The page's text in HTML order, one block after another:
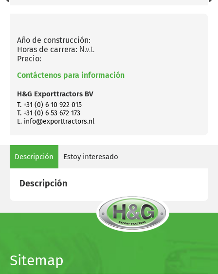
Año de construcción:
Horas de carrera: N.v.t.
Precio:
Contáctenos para información
H&G Exporttractors BV
T. +31 (0) 6 10 922 015
T. +31 (0) 6 53 672 173
E. info@exporttractors.nl
Descripción Estoy interesado
Descripción
Sitemap